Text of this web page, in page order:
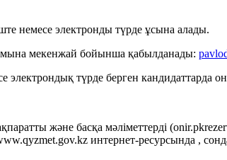
немесе электронды түрде ұсына алады.
мекенжай бойынша қабылданады:
электрондық түрде берген
және басқа мәліметтерді
интернет-ресурсында ,